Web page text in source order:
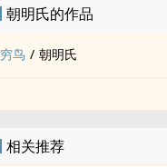
朝明氏的作品
穷鸟 / 朝明氏
相关推荐